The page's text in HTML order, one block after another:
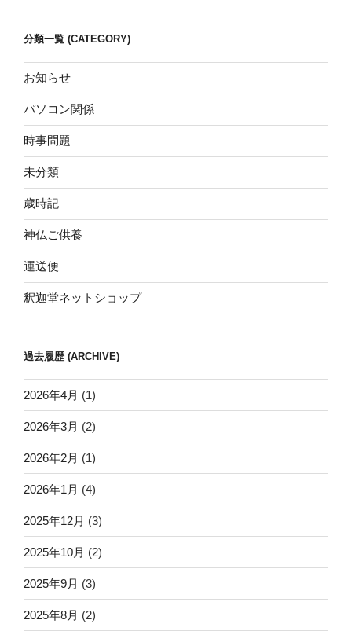
分類一覧 (CATEGORY)
お知らせ
パソコン関係
時事問題
未分類
歳時記
神仏ご供養
運送便
釈迦堂ネットショップ
過去履歴 (ARCHIVE)
2026年4月 (1)
2026年3月 (2)
2026年2月 (1)
2026年1月 (4)
2025年12月 (3)
2025年10月 (2)
2025年9月 (3)
2025年8月 (2)